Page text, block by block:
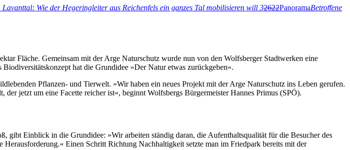
Lavanttal: Wie der Hegeringleiter aus Reichenfels ein ganzes Tal mobilisieren will 32622PanoramaBetroffene
Fläche. Gemeinsam mit der Arge Naturschutz wurde nun von den Wolfsberger Stadtwerken eine
hat die Grundidee »Der Natur etwas zurückgeben«.
Pflanzen- und Tierwelt. »Wir haben ein neues Projekt mit der Arge Naturschutz ins Leben gerufen.
jetzt um eine Facette reicher ist«, beginnt Wolfsbergs Bürgermeister Hannes Primus (SPÖ).
gibt Einblick in die Grundidee: »Wir arbeiten ständig daran, die Aufenthaltsqualität für die Besucher des
Einen Schritt Richtung Nachhaltigkeit setzte man im Friedpark bereits mit der